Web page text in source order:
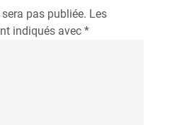
pas publiée. Les
indiqués avec *